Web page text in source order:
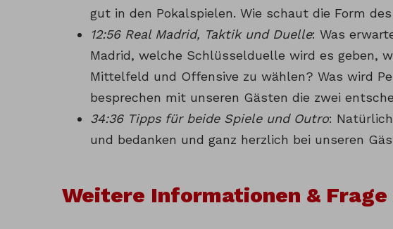
gut in den Pokalspielen. Wie schaut die Form
12:56 Real Madrid, Taktik und Duelle: Was
Madrid, welche Schlüsselduelle wird es geben,
Mittelfeld und Offensive zu wählen? Was wird
besprechen mit unseren Gästen die zwei
34:36 Tipps für beide Spiele und Outro:
und bedanken und ganz herzlich bei unseren
Weitere Informationen & Frage